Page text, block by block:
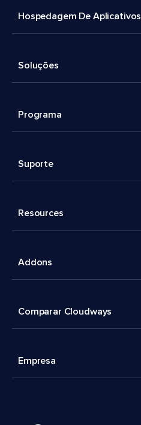
Hospedagem De Aplicativos
Soluções
Programa
Suporte
Resources
Addons
Comparar Cloudways
Empresa